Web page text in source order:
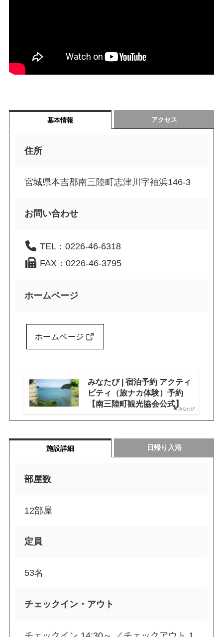
基本情報 アクセス
住所
宮城県本吉郡南三陸町志津川字袖浜146-3
お問い合わせ
TEL：0226-46-6318
FAX：0226-46-3795
ホームページ
ホームページ
みなたび
みなたび | 宿泊予約 アクティ
ビティ（旅ナカ体験）予約
【南三陸町観光協会公式】
施設詳細 日帰り入浴
部屋数
12部屋
定員
53名
チェックイン・アウト